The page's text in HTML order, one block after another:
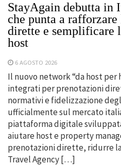
StayAgain debutta in
che punta a
dirette e semplificare
host
6 AGOSTO 2026
Il nuovo network “da host
integrati per prenotazioni
normativi e fidelizzazione
ufficialmente sul mercato
piattaforma digitale
aiutare host e property
prenotazioni dirette, ridurre
Travel Agency […]